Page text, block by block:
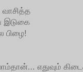
வாசித்த
இடுகை
பிழை!
எதுவும்